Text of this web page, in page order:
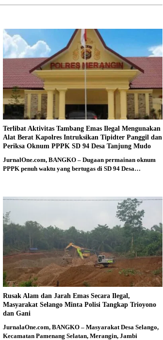
Terlibat Aktivitas Tambang Emas Ilegal Mengunakan
Alat Berat Kapolres Intruksikan Tipidter Panggil dan
Periksa Oknum PPPK SD 94 Desa Tanjung Mudo
JurnalOne.com, BANGKO – Dugaan permainan oknum
PPPK penuh waktu yang bertugas di SD 94 Desa…
Rusak Alam dan Jarah Emas Secara Ilegal,
Masyarakat Selango Minta Polisi Tangkap Trioyono
dan Gani
JurnalaOne.com, BANGKO – Masyarakat Desa Selango,
Kecamatan Pamenang Selatan, Merangin, Jambi